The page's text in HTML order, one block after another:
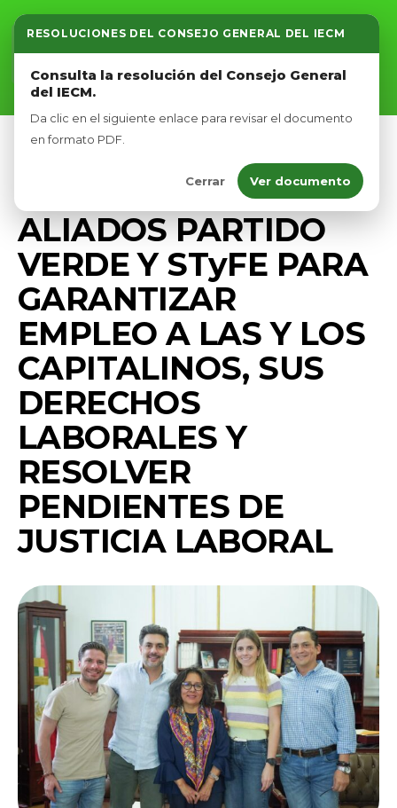
RESOLUCIONES DEL CONSEJO GENERAL DEL IECM
Consulta la resolución del Consejo General
del IECM.
Da clic en el siguiente enlace para revisar el documento
en formato PDF.
Cerrar Ver documento
Inicio
Nosotros
Afíliate
DIPUTADOS VERDES CDMX
ALIADOS PARTIDO
VERDE Y STyFE PARA
GARANTIZAR
EMPLEO A LAS Y LOS
CAPITALINOS, SUS
DERECHOS
LABORALES Y
RESOLVER
PENDIENTES DE
JUSTICIA LABORAL